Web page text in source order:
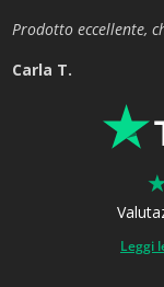
Prodotto eccellente,
Carla T.
Leggi